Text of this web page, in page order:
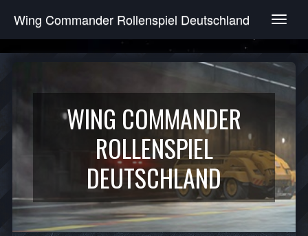
T
g
e
v
g
a
t
i
o
n
Wing Commander Rollenspiel Deutschland
WING COMMANDER
ROLLENSPIEL
DEUTSCHLAND